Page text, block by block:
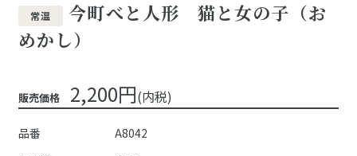
常温
今町べと人形 猫と女の子（お
めかし）
販売価格 2,200円(内税)
品番
A8042